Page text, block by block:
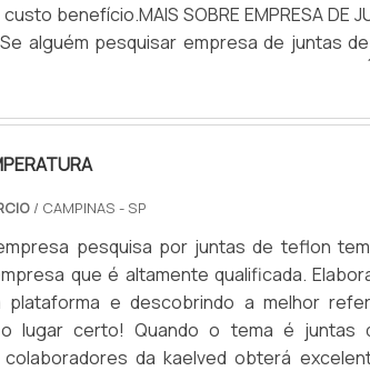
benefício.MAIS SOBRE EMPRESA DE
alguém pesquisar empresa de juntas
com a Vital Indústria de Auto Peças.
/ CAMPINAS - SP
pesquisa por juntas de teflon
que é altamente qualificada.
e descobrindo a melhor
o lugar certo! Quando o tema é juntas
da kaelved obterá